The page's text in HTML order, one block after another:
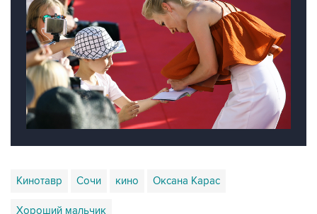
Кинотавр Сочи кино Оксана Карас
Хороший мальчик